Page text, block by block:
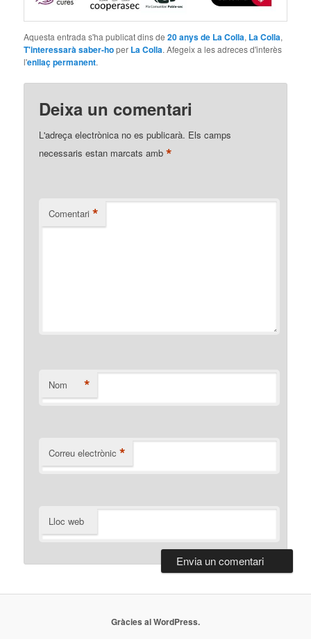
Aquesta entrada s'ha publicat dins de20 anys de La Colla, La Colla,
T'interessarà saber-hoper La Colla. Afegeix a les adreces d'interès
l'enllaç permanent.
Deixa un comentari
L'adreça electrònica no es publicarà. Els camps
necessaris estan marcats amb*
Comentari *
Nom *
Correu electrònic *
Lloc web
Gràcies al WordPress.